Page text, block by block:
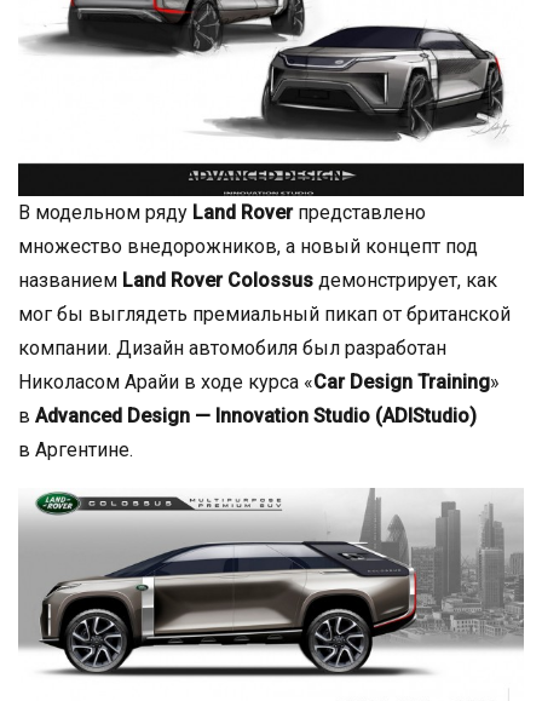
В модельном ряду Land Roverпредставлено
множество внедорожников, а новый концепт под
названием Land Rover Colossus демонстрирует, как
мог бы выглядеть премиальный пикап от британской
компании. Дизайн автомобиля был разработан
Николасом Арайи в ходе курса «Car Design Training»
в Advanced Design — Innovation Studio (ADIStudio)
в Аргентине.